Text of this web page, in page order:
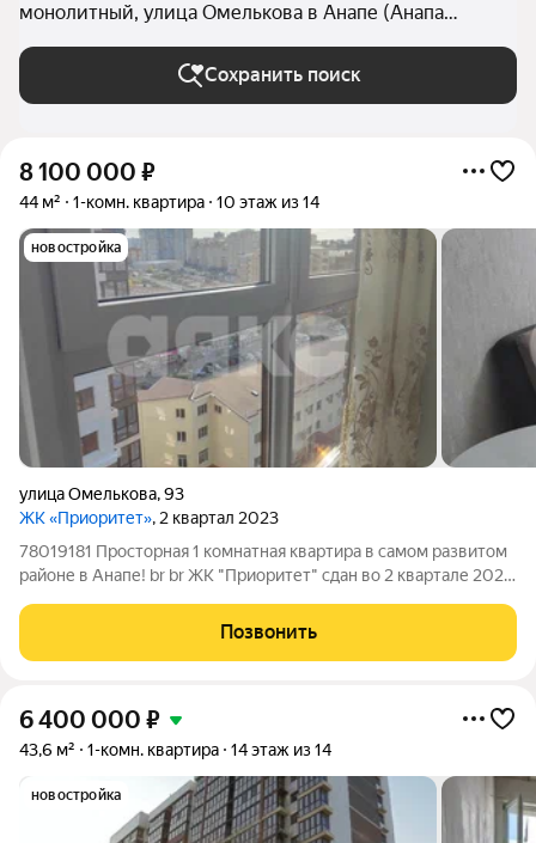
монолитный, улица Омелькова в Анапе (Анапа
(городской округ))
Сохранить поиск
8 100 000 ₽
44 м² 1-комн. квартира 10 этаж из 14
новостройка
улица Омелькова,93
ЖК «Приоритет», 2 квартал 2023
78019181 Просторная 1 комнатная квартира в самом развитом
районе в Анапе! br br ЖК "Приоритет" сдан во 2 квартале 2023
Ремонт выполнен из высококачественных материалов, в
светлых тонах, что
Позвонить
6 400 000 ₽
43,6 м² 1-комн. квартира 14 этаж из 14
новостройка